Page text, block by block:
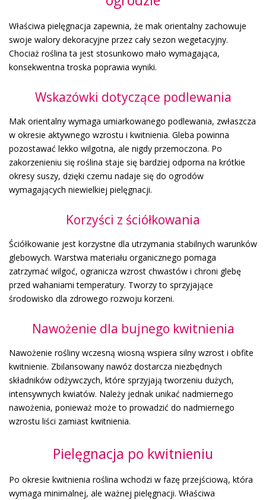
Właściwa pielęgnacja zapewnia, że mak orientalny zachowuje
swoje walory dekoracyjne przez cały sezon wegetacyjny.
Chociaż roślina ta jest stosunkowo mało wymagająca,
konsekwentna troska poprawia wyniki.
Wskazówki dotyczące podlewania
Mak orientalny wymaga umiarkowanego podlewania, zwłaszcza
w okresie aktywnego wzrostu i kwitnienia. Gleba powinna
pozostawać lekko wilgotna, ale nigdy przemoczona. Po
zakorzenieniu się roślina staje się bardziej odporna na krótkie
okresy suszy, dzięki czemu nadaje się do ogrodów
wymagających niewielkiej pielęgnacji.
Korzyści z ściółkowania
Ściółkowanie jest korzystne dla utrzymania stabilnych warunków
glebowych. Warstwa materiału organicznego pomaga
zatrzymać wilgoć, ogranicza wzrost chwastów i chroni glebę
przed wahaniami temperatury. Tworzy to sprzyjające
środowisko dla zdrowego rozwoju korzeni.
Nawożenie dla bujnego kwitnienia
Nawożenie rośliny wczesną wiosną wspiera silny wzrost i obfite
kwitnienie. Zbilansowany nawóz dostarcza niezbędnych
składników odżywczych, które sprzyjają tworzeniu dużych,
intensywnych kwiatów. Należy jednak unikać nadmiernego
nawożenia, ponieważ może to prowadzić do nadmiernego
wzrostu liści zamiast kwitnienia.
Pielęgnacja po kwitnieniu
Po okresie kwitnienia roślina wchodzi w fazę przejściową, która
wymaga minimalnej, ale ważnej pielęgnacji. Właściwa